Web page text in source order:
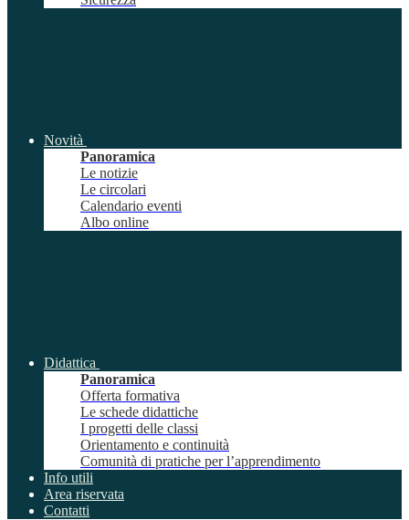
Novità
Panoramica
Le notizie
Le circolari
Calendario eventi
Albo online
Didattica
Panoramica
Offerta formativa
Le schede didattiche
I progetti delle classi
Orientamento e continuità
Comunità di pratiche per l’apprendimento
Info utili
Area riservata
Contatti